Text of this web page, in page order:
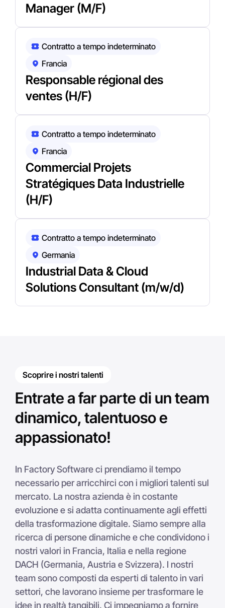
Manager (M/F)
Contratto a tempo indeterminato
Francia
Responsable régional des
ventes (H/F)
Contratto a tempo indeterminato
Francia
Commercial Projets
Stratégiques Data Industrielle
(H/F)
Contratto a tempo indeterminato
Germania
Industrial Data & Cloud
Solutions Consultant (m/w/d)
Scoprire i nostri talenti
Entrate a far parte di un team
dinamico, talentuoso e
appassionato!
In Factory Software ci prendiamo il tempo
necessario per arricchirci con i migliori talenti sul
mercato. La nostra azienda è in costante
evoluzione e si adatta continuamente agli effetti
della trasformazione digitale. Siamo sempre alla
ricerca di persone dinamiche e che condividono i
nostri valori in Francia, Italia e nella regione
DACH (Germania, Austria e Svizzera). I nostri
team sono composti da esperti di talento in vari
settori, che lavorano insieme per trasformare le
idee in realtà tangibili. Ci impegniamo a fornire